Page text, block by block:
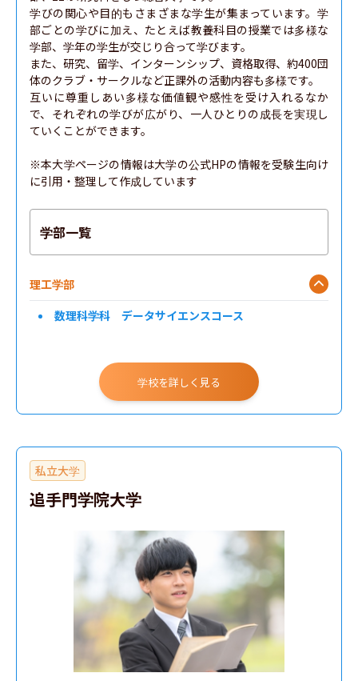
学びの関心や目的もさまざまな学生が集まっています。学
部ごとの学びに加え、たとえば教養科目の授業では多様な
学部、学年の学生が交じり合って学びます。
また、研究、留学、インターンシップ、資格取得、約400団
体のクラブ・サークルなど正課外の活動内容も多様です。
互いに尊重しあい多様な価値観や感性を受け入れるなか
で、それぞれの学びが広がり、一人ひとりの成長を実現し
ていくことができます。
※本大学ページの情報は大学の公式HPの情報を受験生向け
に引用・整理して作成しています
学部一覧
理工学部
数理科学科 データサイエンスコース
学校を詳しく見る
私立大学
追手門学院大学